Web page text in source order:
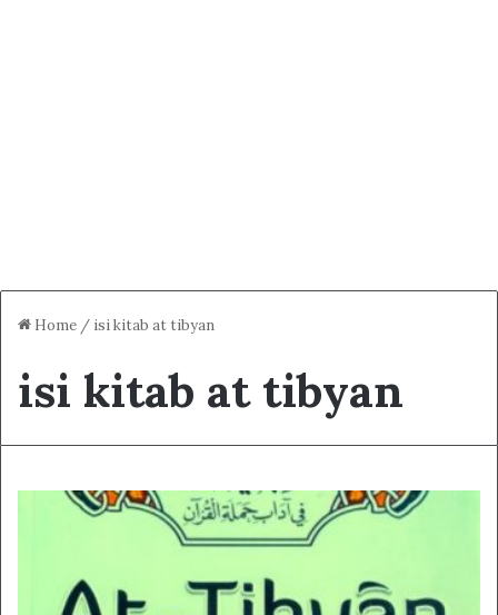
Home / isi kitab at tibyan
isi kitab at tibyan